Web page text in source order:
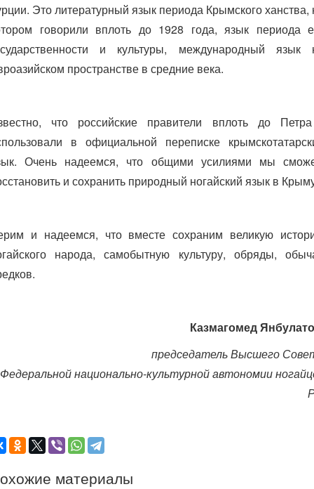
Это литературный язык периода Крымского ханства,
говорили вплоть до 1928 года, язык периода
и культуры, международный язык
пространстве в средние века.
что российские правители вплоть до
в официальной переписке
Очень надеемся, что общими усилиями мы
и сохранить природный ногайский язык в
и надеемся, что вместе сохраним великую
народа, самобытную культуру, обряды,
Казмагомед
председатель Высшего
Федеральной национально-культурной автономии
материалы